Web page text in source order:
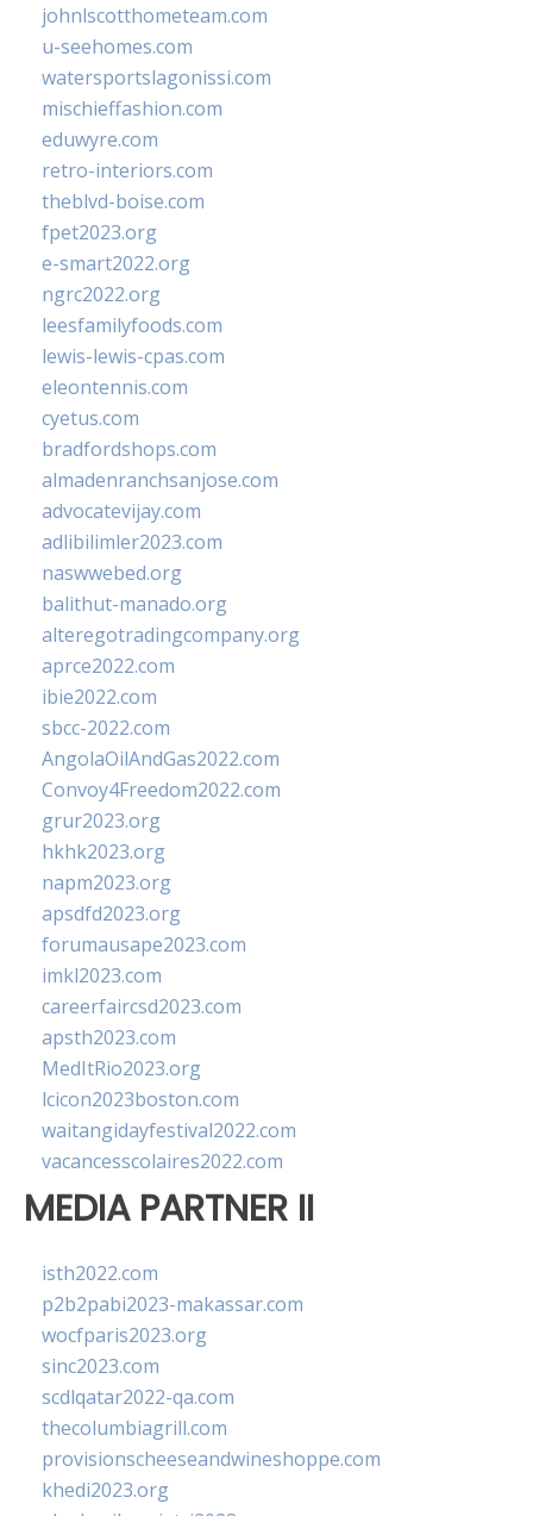
johnlscotthometeam.com
u-seehomes.com
watersportslagonissi.com
mischieffashion.com
eduwyre.com
retro-interiors.com
theblvd-boise.com
fpet2023.org
e-smart2022.org
ngrc2022.org
leesfamilyfoods.com
lewis-lewis-cpas.com
eleontennis.com
cyetus.com
bradfordshops.com
almadenranchsanjose.com
advocatevijay.com
adlibilimler2023.com
naswwebed.org
balithut-manado.org
alteregotradingcompany.org
aprce2022.com
ibie2022.com
sbcc-2022.com
AngolaOilAndGas2022.com
Convoy4Freedom2022.com
grur2023.org
hkhk2023.org
napm2023.org
apsdfd2023.org
forumausape2023.com
imkl2023.com
careerfaircsd2023.com
apsth2023.com
MedItRio2023.org
lcicon2023boston.com
waitangidayfestival2022.com
vacancesscolaires2022.com
MEDIA PARTNER II
isth2022.com
p2b2pabi2023-makassar.com
wocfparis2023.org
sinc2023.com
scdlqatar2022-qa.com
thecolumbiagrill.com
provisionscheeseandwineshoppe.com
khedi2023.org